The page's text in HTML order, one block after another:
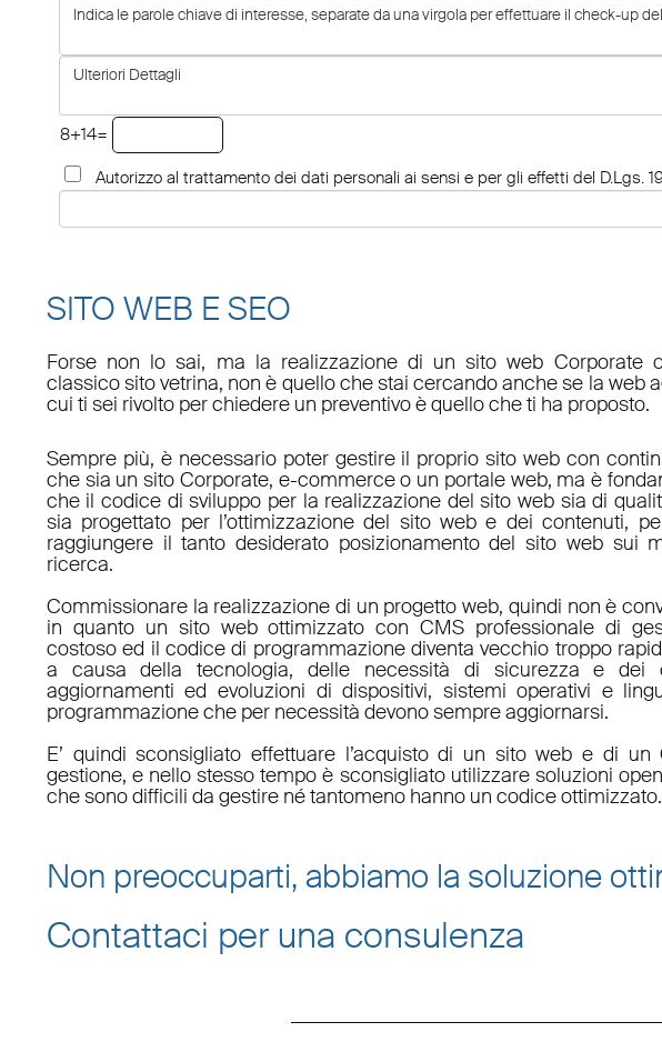
8+14=
Autorizzo al trattamento dei dati personali ai sensi e per gli effetti del D.Lgs.
SITO WEB E SEO
Forse non lo sai, ma la realizzazione di un sito web Corporate
classico sito vetrina, non è quello che stai cercando anche se la web
cui ti sei rivolto per chiedere un preventivo è quello che ti ha proposto.
Sempre più, è necessario poter gestire il proprio sito web con
che sia un sito Corporate, e-commerce o un portale web, ma è
che il codice di sviluppo per la realizzazione del sito web sia di
sia progettato per l’ottimizzazione del sito web e dei contenuti,
raggiungere il tanto desiderato posizionamento del sito web sui
ricerca.
Commissionare la realizzazione di un progetto web, quindi non è
in quanto un sito web ottimizzato con CMS professionale di
costoso ed il codice di programmazione diventa vecchio troppo
a causa della tecnologia, delle necessità di sicurezza e dei
aggiornamenti ed evoluzioni di dispositivi, sistemi operativi e
programmazione che per necessità devono sempre aggiornarsi.
E’ quindi sconsigliato effettuare l’acquisto di un sito web e di un
gestione, e nello stesso tempo è sconsigliato utilizzare soluzioni
che sono difficili da gestire né tantomeno hanno un codice ottimizzato.
Non preoccuparti, abbiamo la soluzione
Contattaci per una consulenza